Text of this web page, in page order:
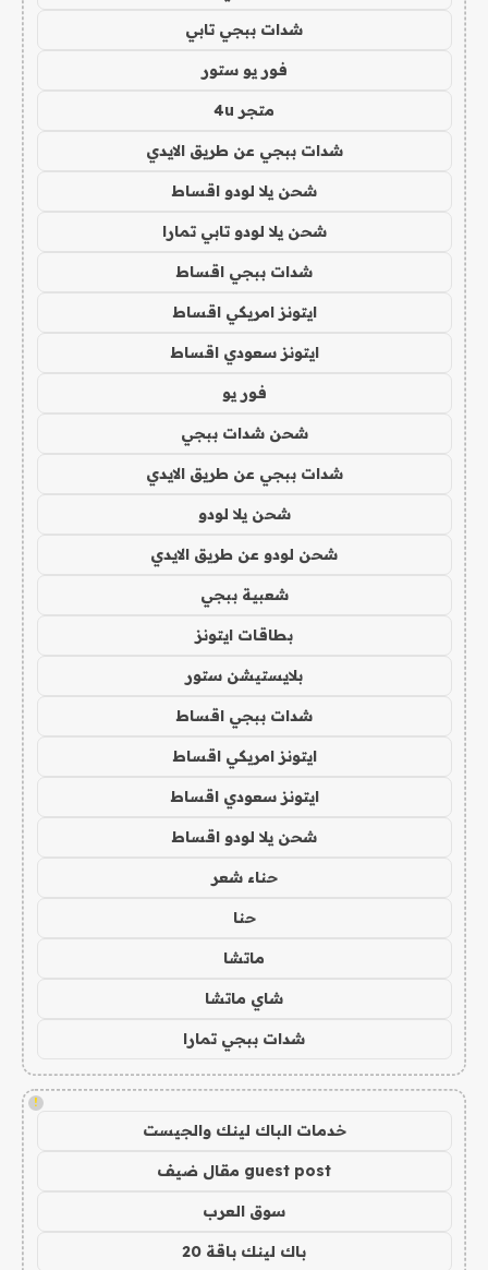
شدات ببجي تابي
فور يو ستور
متجر 4u
شدات ببجي عن طريق الايدي
شحن يلا لودو اقساط
شحن يلا لودو تابي تمارا
شدات ببجي اقساط
ايتونز امريكي اقساط
ايتونز سعودي اقساط
فور يو
شحن شدات ببجي
شدات ببجي عن طريق الايدي
شحن يلا لودو
شحن لودو عن طريق الايدي
شعبية ببجي
بطاقات ايتونز
بلايستيشن ستور
شدات ببجي اقساط
ايتونز امريكي اقساط
ايتونز سعودي اقساط
شحن يلا لودو اقساط
حناء شعر
حنا
ماتشا
شاي ماتشا
شدات ببجي تمارا
!
خدمات الباك لينك والجيست
guest post مقال ضيف
سوق العرب
باك لينك باقة 20